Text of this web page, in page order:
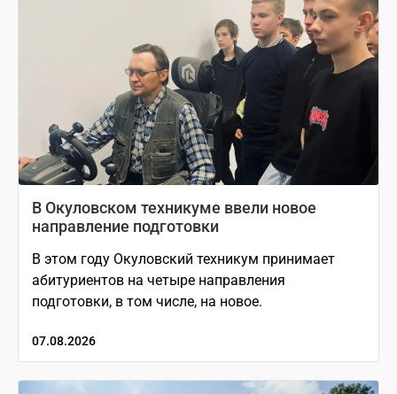
В Окуловском техникуме ввели новое
направление подготовки
В этом году Окуловский техникум принимает
абитуриентов на четыре направления
подготовки, в том числе, на новое.
07.08.2026